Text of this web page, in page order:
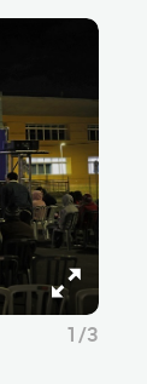
1/3